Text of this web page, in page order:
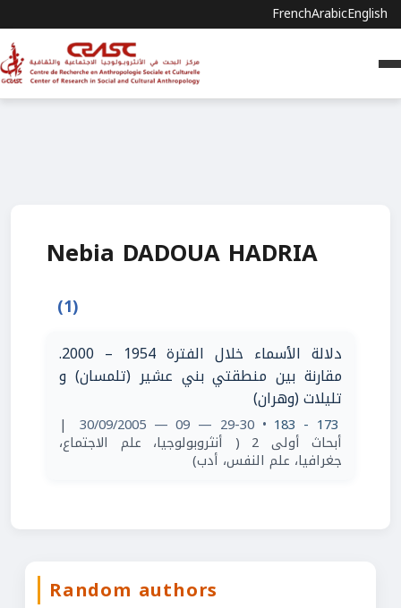
FrenchArabicEnglish
Nebia DADOUA HADRIA
(1)
دلالة الأسماء خلال الفترة 1954 – 2000.
مقارنة بين منطقتي بني عشير (تلمسان) و
تليلات (وهران)
173 - 183
• 29-30 — 09 — 30/09/2005
|
أبحاث أولى 2 ( أنثروبولوجيا، علم الاجتماع،
جغرافيا، علم النفس، أدب)
Random authors